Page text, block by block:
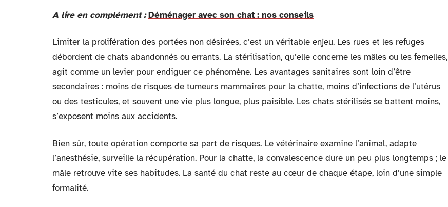
A lire en complément : Déménager avec son chat : nos conseils
Limiter la prolifération des portées non désirées, c’est un véritable enjeu. Les rues et les refuges
débordent de chats abandonnés ou errants. La stérilisation, qu’elle concerne les mâles ou les femelles,
agit comme un levier pour endiguer ce phénomène. Les avantages sanitaires sont loin d’être
secondaires : moins de risques de tumeurs mammaires pour la chatte, moins d’infections de l’utérus
ou des testicules, et souvent une vie plus longue, plus paisible. Les chats stérilisés se battent moins,
s’exposent moins aux accidents.
Bien sûr, toute opération comporte sa part de risques. Le vétérinaire examine l’animal, adapte
l’anesthésie, surveille la récupération. Pour la chatte, la convalescence dure un peu plus longtemps ; le
mâle retrouve vite ses habitudes. La santé du chat reste au cœur de chaque étape, loin d’une simple
formalité.